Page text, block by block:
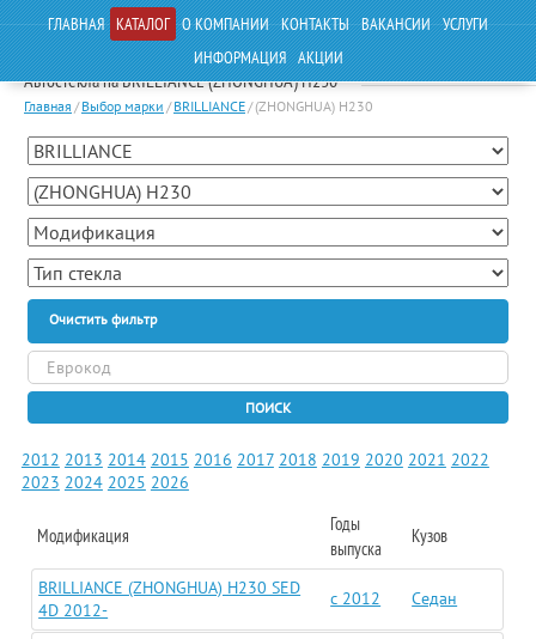
ГЛАВНАЯ КАТАЛОГ О КОМПАНИИ КОНТАКТЫ ВАКАНСИИ УСЛУГИ
ИНФОРМАЦИЯ АКЦИИ
Автостекла на BRILLIANCE (ZHONGHUA) H230
Главная / Выбор марки / BRILLIANCE/ (ZHONGHUA) H230
Очистить фильтр
ПОИСК
2012 2013 2014 2015 2016 2017 2018 2019 2020 2021 2022
2023 2024 2025 2026
Модификация
Годы
выпуска
Кузов
BRILLIANCE (ZHONGHUA) H230 SED
4D 2012-
c 2012 Седан